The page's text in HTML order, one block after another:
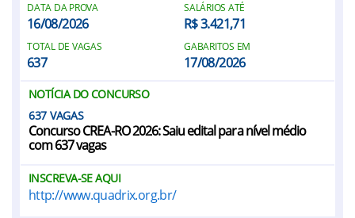
DATA DA PROVA
16/08/2026
SALÁRIOS ATÉ
R$ 3.421,71
TOTAL DE VAGAS
637
GABARITOS EM
17/08/2026
NOTÍCIA DO CONCURSO
637
Concurso CREA-RO 2026: Saiu edital para nível médio
com 637 vagas
INSCREVA-SE AQUI
http://www.quadrix.org.br/